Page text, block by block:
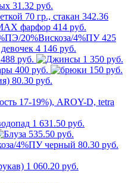
31.32 руб.
342.36
414 руб.
425
4 146 руб.
488 руб.
1 350 руб.
400 руб.
150 руб.
80.30 руб.
1 631.50 руб.
535.50 руб.
80.30 руб.
1 060.20 руб.